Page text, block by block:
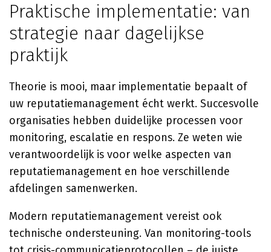
Praktische implementatie: van
strategie naar dagelijkse
praktijk
Theorie is mooi, maar implementatie bepaalt of
uw reputatiemanagement écht werkt. Succesvolle
organisaties hebben duidelijke processen voor
monitoring, escalatie en respons. Ze weten wie
verantwoordelijk is voor welke aspecten van
reputatiemanagement en hoe verschillende
afdelingen samenwerken.
Modern reputatiemanagement vereist ook
technische ondersteuning. Van monitoring-tools